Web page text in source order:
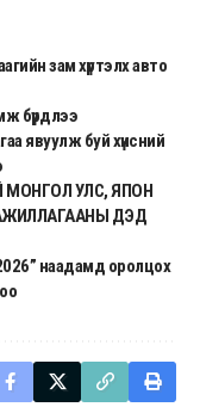
зам хүртэлх авто
бүрдлээ
явуулж буй хүнсний
МОНГОЛ УЛС, ЯПОН
ДЭД
наадамд оролцох